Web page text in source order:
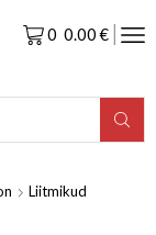
0 0.00€
Liitmikud